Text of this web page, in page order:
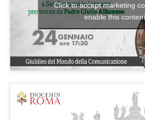
Click to accept marketing
enable this content